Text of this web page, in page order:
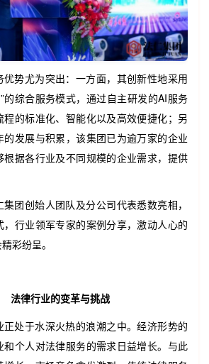
优势尤为突出：一方面，其创新性地采用
的综合服务模式，通过自主研发的AI服务
程的标准化、智能化以及高效便捷化；另
发展与积累，该集团已为逾万家的企业
根据各行业及不同规模的企业需求，提供
团创始人团队及分公司代表悉数亮相，
行业领军专家的案例分享，激动人心的
彩纷呈。
法律行业的变革与挑战
正处于水深火热的浪潮之中。经济形势的
和个人对法律服务的需求日益增长。与此